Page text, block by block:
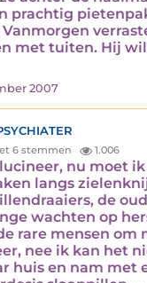
prachtig
met tuiten. Hij
2007
6 stemmen 1.006
nu moet
langs
de
wachten op
rare mensen om
nee ik kan het
huis en nam met